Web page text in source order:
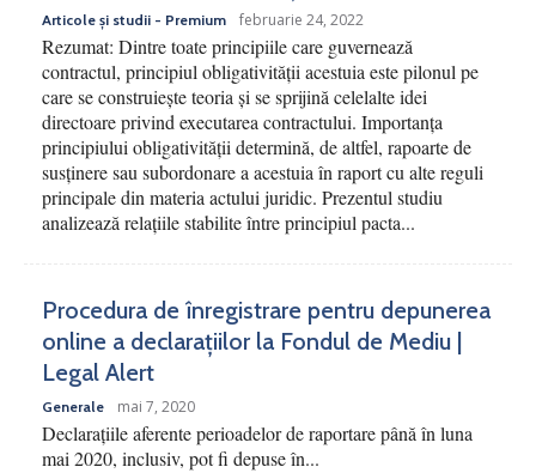
Articole și studii - Premium februarie 24, 2022
Rezumat: Dintre toate principiile care guvernează
contractul, principiul obligativității acestuia este pilonul pe
care se construiește teoria și se sprijină celelalte idei
directoare privind executarea contractului. Importanța
principiului obligativității determină, de altfel, rapoarte de
susținere sau subordonare a acestuia în raport cu alte reguli
principale din materia actului juridic. Prezentul studiu
analizează relațiile stabilite între principiul pacta...
Procedura de înregistrare pentru depunerea
online a declarațiilor la Fondul de Mediu |
Legal Alert
Generale mai 7, 2020
Declarațiile aferente perioadelor de raportare până în luna
mai 2020, inclusiv, pot fi depuse în...